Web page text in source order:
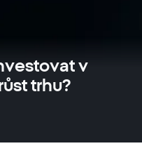
v
trhu?